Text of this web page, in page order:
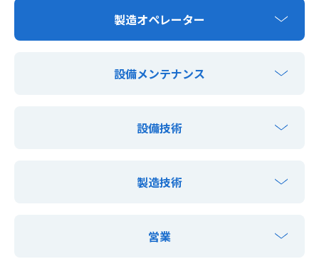
製造オペレーター
設備メンテナンス
設備技術
製造技術
営業